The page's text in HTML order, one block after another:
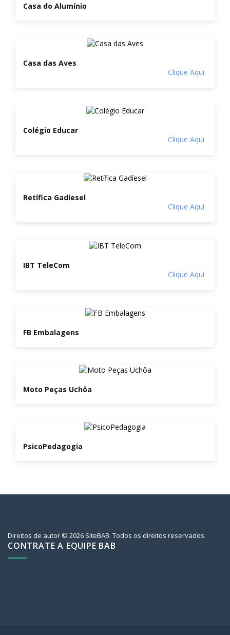
Casa do Alumínio
Casa das Aves
Clique Aqui
Colégio Educar
Clique Aqui
Retífica Gadíesel
Clique Aqui
IBT TeleCom
Clique Aqui
FB Embalagens
Moto Peças Uchôa
PsicoPedagogia
Direitos de autor © 2026 SiteBAB. Todos os direitos reservados.
CONTRATE A EQUIPE BAB